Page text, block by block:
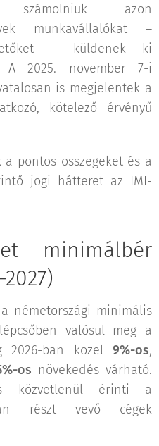
számolniuk azon
munkavállalókat –
– küldenek ki
A 2025. november 7-i
is megjelentek a
kötelező érvényű
pontos összegeket és a
jogi hátteret az IMI-
minimálbér
németországi minimális
valósul meg a
2026-ban közel 9%-os,
os növekedés várható.
közvetlenül érinti a
részt vevő cégek